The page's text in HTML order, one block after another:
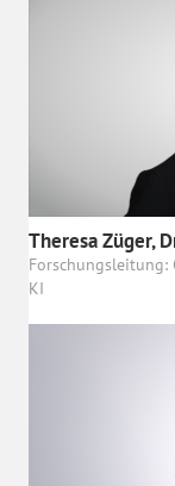
Theresa Züger,
Forschungsleitung:
KI